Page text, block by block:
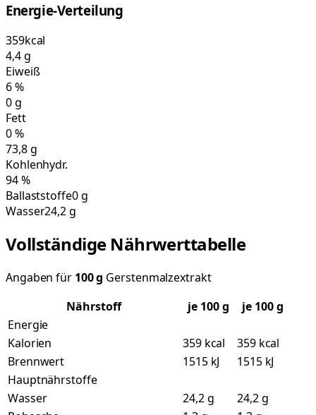
Energie-Verteilung
359kcal
4,4g
Eiweiß
6%
0g
Fett
0%
73,8g
Kohlenhydr.
94%
Ballaststoffe0 g
Wasser24,2 g
Vollständige Nährwerttabelle
Angaben für 100g Gerstenmalzextrakt
Nährstoff
je 100g
je 100 g
Energie
Kalorien
359 kcal
359 kcal
Brennwert
1515 kJ
1515 kJ
Hauptnährstoffe
Wasser
24,2 g
24,2 g